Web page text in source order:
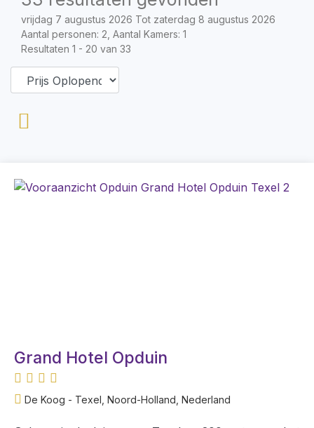
vrijdag 7 augustus 2026 Tot zaterdag 8 augustus 2026
Aantal personen: 2, Aantal Kamers: 1
Resultaten 1 - 20 van 33
Grand Hotel Opduin
De Koog - Texel, Noord-Holland, Nederland